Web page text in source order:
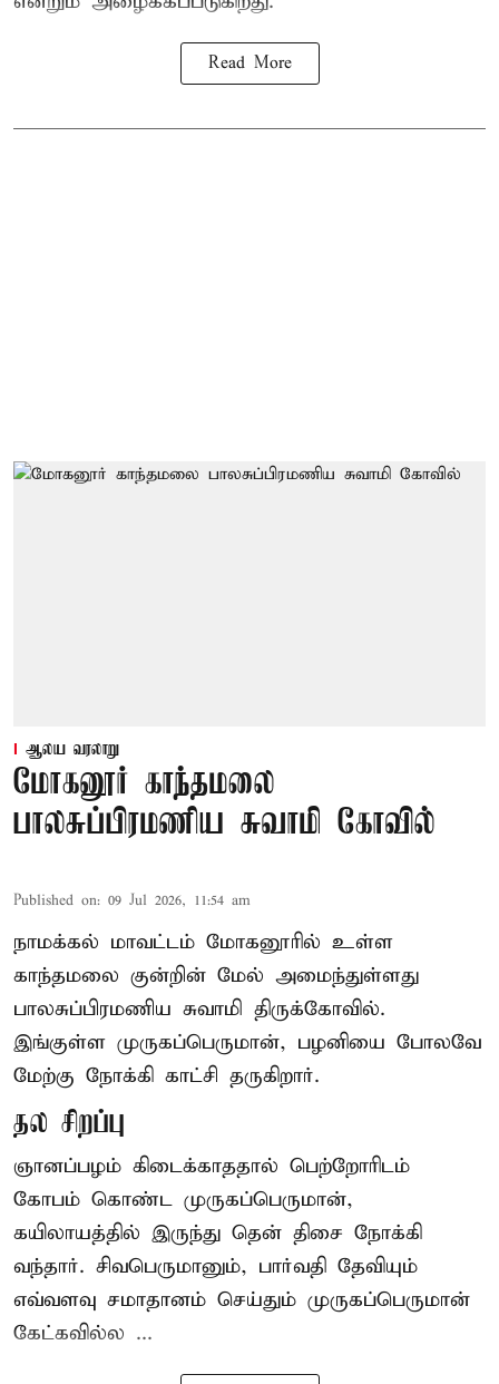
Read More
ஆலய வரலாறு
மோகனூர் காந்தமலை
பாலசுப்பிரமணிய சுவாமி கோவில்
Published on: 09 Jul 2026, 11:54 am
நாமக்கல் மாவட்டம் மோகனூரில் உள்ள
காந்தமலை குன்றின் மேல் அமைந்துள்ளது
பாலசுப்பிரமணிய சுவாமி திருக்கோவில்.
இங்குள்ள முருகப்பெருமான், பழனியை போலவே
மேற்கு நோக்கி காட்சி தருகிறார்.
தல சிறப்பு
ஞானப்பழம் கிடைக்காததால் பெற்றோரிடம்
கோபம் கொண்ட முருகப்பெருமான்,
கயிலாயத்தில் இருந்து தென் திசை நோக்கி
வந்தார். சிவபெருமானும், பார்வதி தேவியும்
எவ்வளவு சமாதானம் செய்தும் முருகப்பெருமான்
கேட்கவில்ல ...